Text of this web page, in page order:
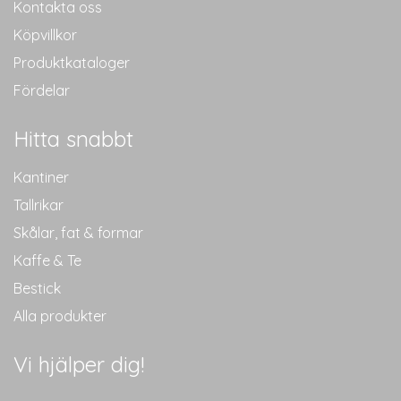
Kontakta oss
Köpvillkor
Produktkataloger
Fördelar
Hitta snabbt
Kantiner
Tallrikar
Skålar, fat & formar
Kaffe & Te
Bestick
Alla produkter
Vi hjälper dig!